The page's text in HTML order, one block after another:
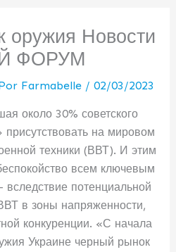
оружия Новости
ФОРУМ
Farmabelle /02/03/2023
около 30% советского
на мировом
техники (ВВТ). И этим
всем ключевым
потенциальной
в зоны напряженности,
конкуренции. «С начала
Украине черный рынок